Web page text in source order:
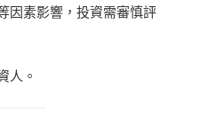
因素影響，投資需審慎評
人。